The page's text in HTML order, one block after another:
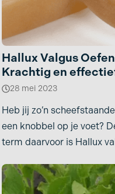
Hallux Valgus
Krachtig en
28 mei 2023
Heb jij zo’n
een knobbel op je voet?
term daarvoor is Hallux